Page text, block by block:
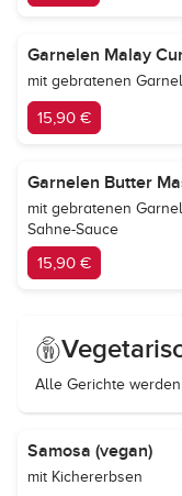
Garnelen Malay
mit gebratenen
15,90 €
Garnelen Butter
mit gebratenen
Sahne-Sauce
15,90 €
Alle Gerichte
Samosa (vegan)
mit Kichererbsen